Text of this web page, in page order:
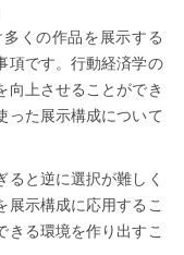
くの作品を展示する
項です。行動経済学の
向上させることができ
った展示構成について
と逆に選択が難しく
展示構成に応用するこ
きる環境を作り出すこ